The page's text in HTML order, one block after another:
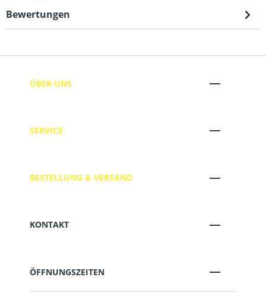
Bewertungen
ÜBER UNS
SERVICE
BESTELLUNG & VERSAND
KONTAKT
ÖFFNUNGSZEITEN